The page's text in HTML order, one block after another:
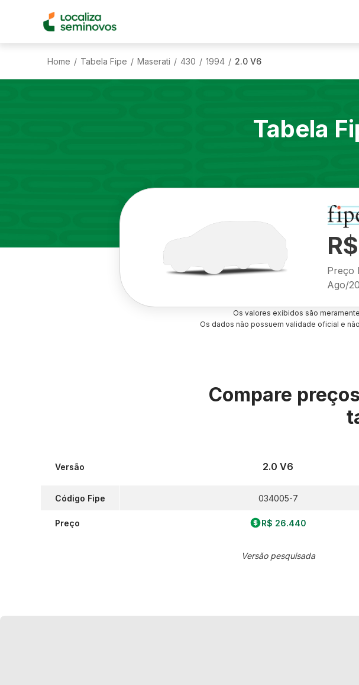
Home / Tabela Fipe / Maserati / 430 / 1994 / 2.0 V6
Tabela
Preço
Ago/
Os valores exibidos são
Os dados não possuem validade oficial e
Compare
Versão
Código Fipe
Preço
2.0 V6
034005-7
R$ 26.440
Versão pesquisada